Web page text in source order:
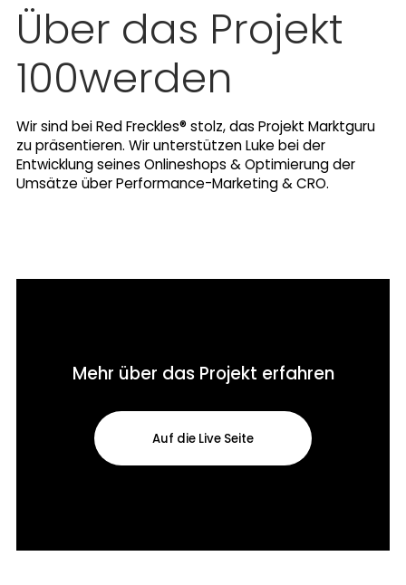
Über das Projekt
100werden
Wir sind bei Red Freckles® stolz, das Projekt Marktguru
zu präsentieren. Wir unterstützen Luke bei der
Entwicklung seines Onlineshops & Optimierung der
Umsätze über Performance-Marketing & CRO.
Mehr über das Projekt erfahren
Auf die Live Seite